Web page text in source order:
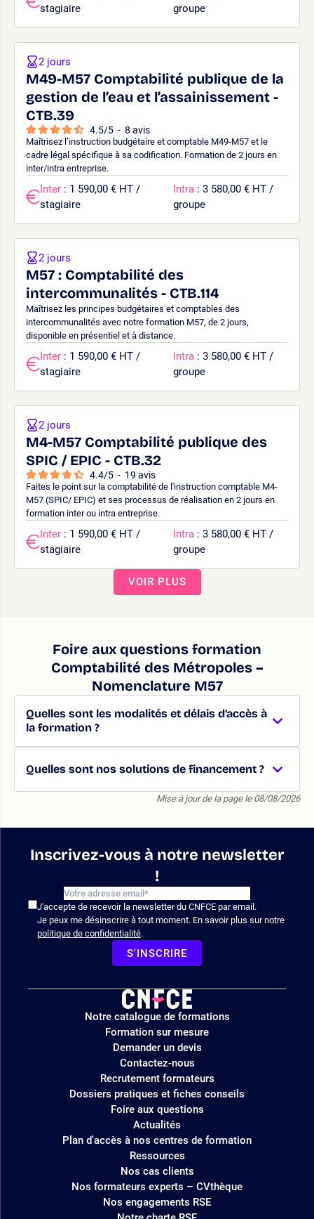
stagiaire
groupe
M49-M57 Comptabilité publique de la
gestion de l’eau et l’assainissement -
CTB.39
4.5/5 - 8 avis
Maîtrisez l’instruction budgétaire et comptable M49-M57 et le
cadre légal spécifique à sa codification. Formation de 2 jours en
inter/intra entreprise.
2 jours
Inter : 1 590,00 € HT /
stagiaire
Intra : 3 580,00 € HT /
groupe
M57 : Comptabilité des
intercommunalités - CTB.114
Maîtrisez les principes budgétaires et comptables des
intercommunalités avec notre formation M57, de 2 jours,
disponible en présentiel et à distance.
2 jours
Inter : 1 590,00 € HT /
stagiaire
Intra : 3 580,00 € HT /
groupe
M4-M57 Comptabilité publique des
SPIC / EPIC - CTB.32
4.4/5 - 19 avis
Faites le point sur la comptabilité de l'instruction comptable M4-
M57 (SPIC/ EPIC) et ses processus de réalisation en 2 jours en
formation inter ou intra entreprise.
2 jours
Inter : 1 590,00 € HT /
stagiaire
Intra : 3 580,00 € HT /
groupe
VOIR PLUS
Foire aux questions formation
Comptabilité des Métropoles –
Nomenclature M57
Quelles sont les modalités et délais d’accès à
la formation ?
Quelles sont nos solutions de financement ?
Mise à jour de la page le 08/08/2026
Inscrivez-vous à notre newsletter
!
J'accepte de recevoir la newsletter du CNFCE par email.
Je peux me désinscrire à tout moment. En savoir plus sur notre
politique de confidentialité.
S'INSCRIRE
Logo
site
Notre catalogue de formations
Formation sur mesure
Demander un devis
Contactez-nous
Recrutement formateurs
Dossiers pratiques et fiches conseils
Foire aux questions
Actualités
Plan d'accès à nos centres de formation
Ressources
Nos cas clients
Nos formateurs experts – CVthèque
Nos engagements RSE